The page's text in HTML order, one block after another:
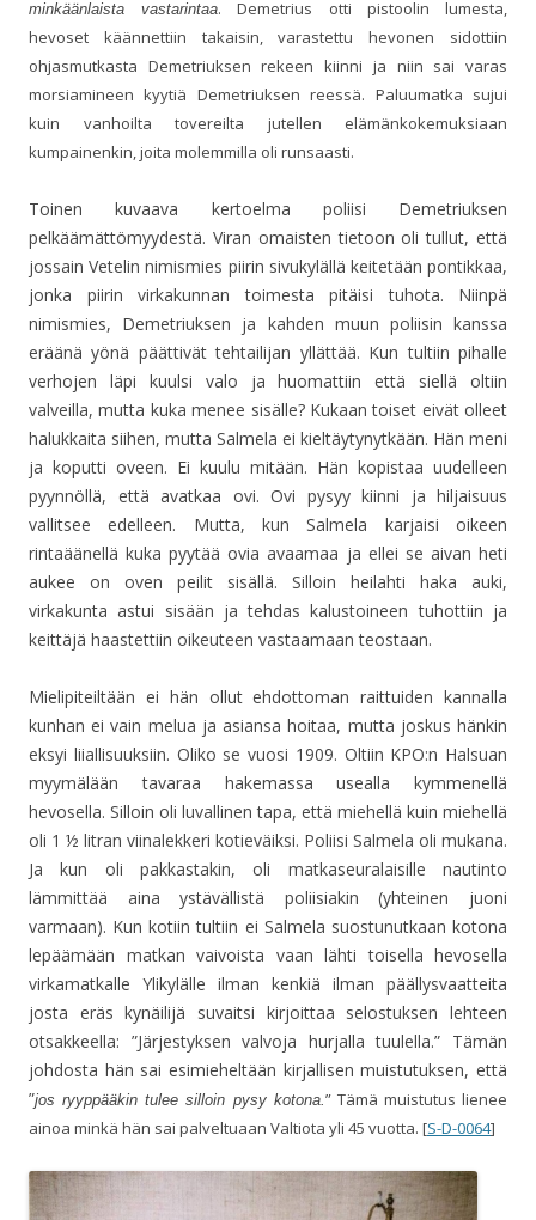
minkäänlaista vastarintaa. Demetrius otti pistoolin lumesta,
hevoset käännettiin takaisin, varastettu hevonen sidottiin
ohjasmutkasta Demetriuksen rekeen kiinni ja niin sai varas
morsiamineen kyytiä Demetriuksen reessä. Paluumatka sujui
kuin vanhoilta tovereilta jutellen elämänkokemuksiaan
kumpainenkin, joita molemmilla oli runsaasti.
Toinen kuvaava kertoelma poliisi Demetriuksen
pelkäämättömyydestä. Viran omaisten tietoon oli tullut, että
jossain Vetelin nimismies piirin sivukylällä keitetään pontikkaa,
jonka piirin virkakunnan toimesta pitäisi tuhota. Niinpä
nimismies, Demetriuksen ja kahden muun poliisin kanssa
eräänä yönä päättivät tehtailijan yllättää. Kun tultiin pihalle
verhojen läpi kuulsi valo ja huomattiin että siellä oltiin
valveilla, mutta kuka menee sisälle? Kukaan toiset eivät olleet
halukkaita siihen, mutta Salmela ei kieltäytynytkään. Hän meni
ja koputti oveen. Ei kuulu mitään. Hän kopistaa uudelleen
pyynnöllä, että avatkaa ovi. Ovi pysyy kiinni ja hiljaisuus
vallitsee edelleen. Mutta, kun Salmela karjaisi oikeen
rintaäänellä kuka pyytää ovia avaamaa ja ellei se aivan heti
aukee on oven peilit sisällä. Silloin heilahti haka auki,
virkakunta astui sisään ja tehdas kalustoineen tuhottiin ja
keittäjä haastettiin oikeuteen vastaamaan teostaan.
Mielipiteiltään ei hän ollut ehdottoman raittuiden kannalla
kunhan ei vain melua ja asiansa hoitaa, mutta joskus hänkin
eksyi liiallisuuksiin. Oliko se vuosi 1909. Oltiin KPO:n Halsuan
myymälään tavaraa hakemassa usealla kymmenellä
hevosella. Silloin oli luvallinen tapa, että miehellä kuin miehellä
oli 1 ½ litran viinalekkeri kotieväiksi. Poliisi Salmela oli mukana.
Ja kun oli pakkastakin, oli matkaseuralaisille nautinto
lämmittää aina ystävällistä poliisiakin (yhteinen juoni
varmaan). Kun kotiin tultiin ei Salmela suostunutkaan kotona
lepäämään matkan vaivoista vaan lähti toisella hevosella
virkamatkalle Ylikylälle ilman kenkiä ilman päällysvaatteita
josta eräs kynäilijä suvaitsi kirjoittaa selostuksen lehteen
otsakkeella: ”Järjestyksen valvoja hurjalla tuulella.” Tämän
johdosta hän sai esimieheltään kirjallisen muistutuksen, että
”jos ryyppääkin tulee silloin pysy kotona. ” Tämä muistutus lienee
ainoa minkä hän sai palveltuaan Valtiota yli 45 vuotta. [S-D-0064]